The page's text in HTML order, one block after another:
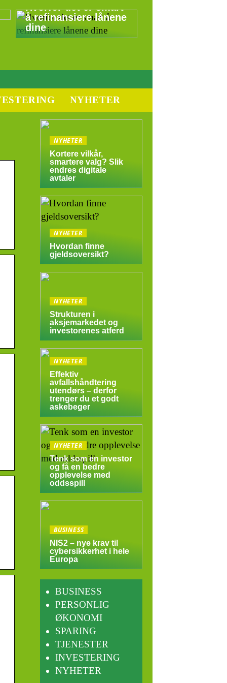
Hvorfor det er smart
å refinansiere lånene
dine
NYHETER
NYHETER
Kortere vilkår,
smartere valg? Slik
endres digitale
avtaler
NYHETER
Hvordan finne
gjeldsoversikt?
NYHETER
Strukturen i
aksjemarkedet og
investorenes atferd
NYHETER
Effektiv
avfallshåndtering
utendørs – derfor
trenger du et godt
askebeger
NYHETER
Tenk som en investor
og få en bedre
opplevelse med
oddsspill
BUSINESS
NIS2 – nye krav til
cybersikkerhet i hele
Europa
BUSINESS
PERSONLIG
ØKONOMI
SPARING
TJENESTER
INVESTERING
NYHETER